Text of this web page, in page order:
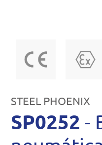
STEEL PHOENIX
SP0252 -